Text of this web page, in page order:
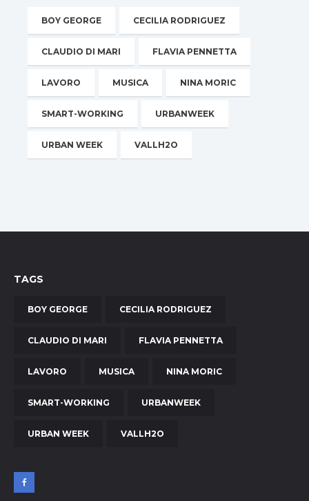
BOY GEORGE CECILIA RODRIGUEZ
CLAUDIO DI MARI FLAVIA PENNETTA
LAVORO MUSICA NINA MORIC
SMART-WORKING URBANWEEK
URBAN WEEK VALLH2O
TAGS
BOY GEORGE CECILIA RODRIGUEZ
CLAUDIO DI MARI FLAVIA PENNETTA
LAVORO MUSICA NINA MORIC
SMART-WORKING URBANWEEK
URBAN WEEK VALLH2O